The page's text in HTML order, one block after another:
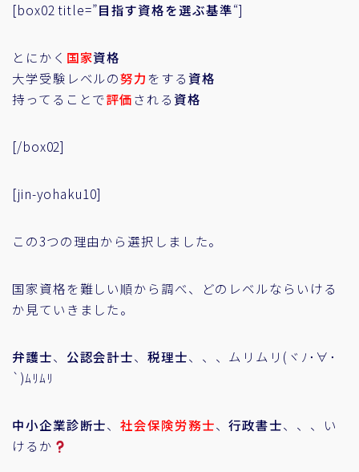
[box02 title=”目指す資格を選ぶ基準“]
とにかく 国家資格
大学受験レベルの努力 をする資格
持ってることで評価される資格
[/box02]
[jin-yohaku10]
この3つの理由から選択しました。
国家資格を難しい順から調べ、どのレベルならいける
か見ていきました。
弁護士、 公認会計士、税理士、、、ムリムリ(ヾﾉ･∀･
`)ﾑﾘﾑﾘ
中小企業診断士、社会保険労務士、行政書士、、、い
けるか